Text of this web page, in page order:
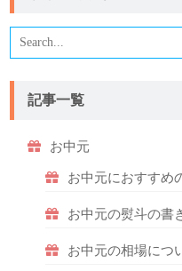
記事一覧
お中元
お中元におすすめ
お中元の熨斗の書
お中元の相場につ